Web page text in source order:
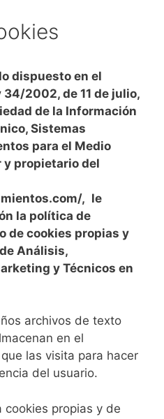
dispuesto en el
2002, de 11 de julio,
de la Información
Sistemas
para el Medio
y propietario del
, le
la política de
de cookies propias y
Análisis,
y Técnicos en
archivos de texto
en el
las visita para hacer
del usuario.
cookies propias y de